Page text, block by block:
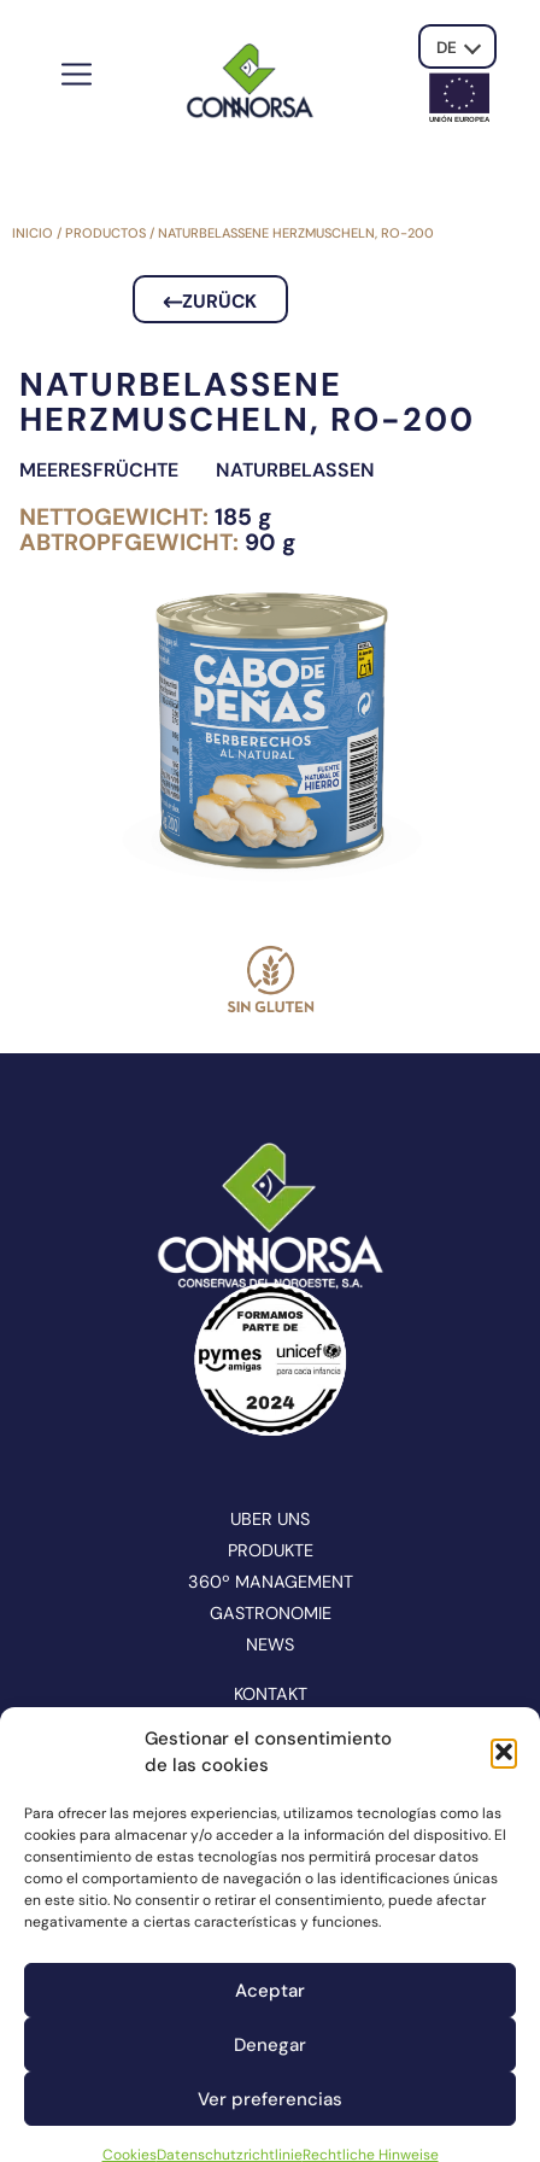
Gestionar el consentimiento
de las cookies
Para ofrecer las mejores experiencias, utilizamos tecnologías como las
cookies para almacenar y/o acceder a la información del dispositivo. El
consentimiento de estas tecnologías nos permitirá procesar datos
como el comportamiento de navegación o las identificaciones únicas
en este sitio. No consentir o retirar el consentimiento, puede afectar
negativamente a ciertas características y funciones.
Aceptar
Denegar
Ver preferencias
CookiesDatenschutzrichtlinieRechtliche Hinweise
DE
UNIÓN EUROPEA
INICIO / PRODUCTOS / NATURBELASSENE HERZMUSCHELN, RO-200
ZURÜCK
NATURBELASSENE
HERZMUSCHELN, RO-200
MEERESFRÜCHTE NATURBELASSEN
NETTOGEWICHT: 185 g
ABTROPFGEWICHT: 90 g
UBER UNS
PRODUKTE
360º MANAGEMENT
GASTRONOMIE
NEWS
KONTAKT
FOLGEN SIE UNS IN DEN SOZIALEN MEDIEN
Cookies Rechtliche Hinweise